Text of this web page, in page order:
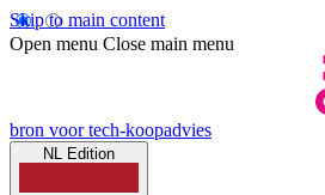
Skip to main content
Open menu Close main menu
bron voor tech-koopadvies
NL Edition